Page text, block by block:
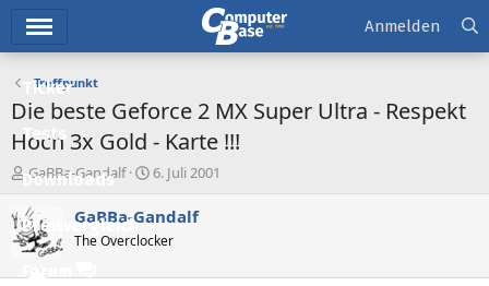
Ticker
Tests
Downloads
Preisvergleich
Forum
Anmelden
Treffpunkt
Die beste Geforce 2 MX Super Ultra - Respekt
Hoch 3x Gold - Karte !!!
E
r
s
t
e
GaBBa-Gandalf
E
s
t
e
6. Juli 2001
GaBBa-Gandalf
The Overclocker